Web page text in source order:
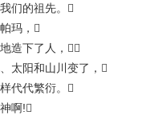
的祖先。
玛，
下了人，
阳和山川变了，
代繁衍。
啊!